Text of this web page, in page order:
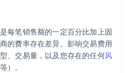
每笔销售额的一定百分比加上固
的费率存在差异。影响交易费用
、交易量，以及您存在的任何风
）。